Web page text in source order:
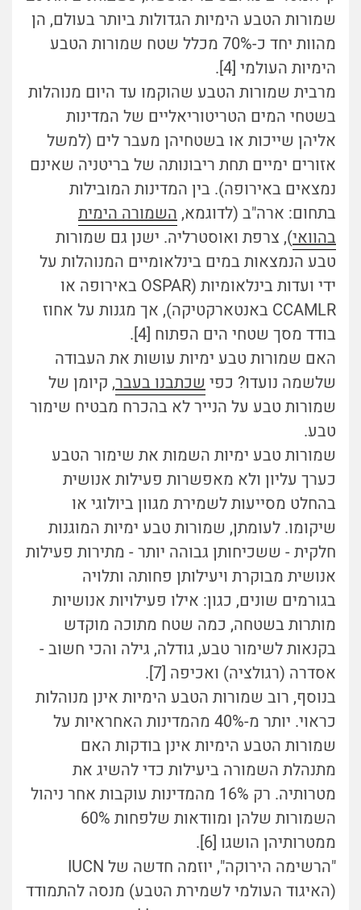
שמורות הטבע הימיות הגדולות ביותר בעולם, הן
מהוות יחד כ-70% מכלל שטח שמורות הטבע
הימיות העולמי [4].
מרבית שמורות הטבע שהוקמו עד היום מנוהלות
בשטחי המים הטריטוריאליים של המדינות
אליהן שייכות או בשטחיהן מעבר לים (למשל
אזורים ימיים תחת ריבונותה של בריטניה שאינם
נמצאים באירופה). בין המדינות המובילות
בתחום: ארה"ב (לדוגמא, השמורה הימית
בהוואי), צרפת ואוסטרליה. ישנן גם שמורות
טבע הנמצאות במים בינלאומיים המנוהלות על
ידי ועדות בינלאומיות (OSPAR באירופה או
CCAMLR באנטארקטיקה), אך מגנות על אחוז
בודד מסך שטחי הים הפתוח [4].
האם שמורות טבע ימיות עושות את העבודה
שלשמה נועדו? כפי שכתבנו בעבר, קיומן של
שמורות טבע על הנייר לא בהכרח מבטיח שימור
טבע.
שמורות טבע ימיות השמות את שימור הטבע
כערך עליון ולא מאפשרות פעילות אנושית
בהחלט מסייעות לשמירת מגוון ביולוגי או
שיקומו. לעומתן, שמורות טבע ימיות המוגנות
חלקית - ששכיחותן גבוהה יותר - מתירות פעילות
אנושית מבוקרת ויעילותן פחותה ותלויה
בגורמים שונים, כגון: אילו פעילויות אנושיות
מותרות בשטחה, כמה שטח מתוכה מוקדש
בקנאות לשימור טבע, גודלה, גילה והכי חשוב -
אסדרה (רגולציה) ואכיפה [7].
בנוסף, רוב שמורות הטבע הימיות אינן מנוהלות
כראוי. יותר מ-40% מהמדינות האחראיות על
שמורות הטבע הימיות אינן בודקות האם
מתנהלת השמורה ביעילות כדי להשיג את
מטרותיה. רק 16% מהמדינות עוקבות אחר ניהול
השמורות שלהן ומוודאות שלפחות 60%
ממטרותיהן הושגו [6].
"הרשימה הירוקה", יוזמה חדשה של IUCN
(האיגוד העולמי לשמירת הטבע) מנסה להתמודד